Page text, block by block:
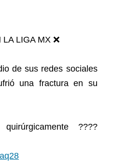
LIGA MX ❌
de sus redes sociales
una fractura en su
????